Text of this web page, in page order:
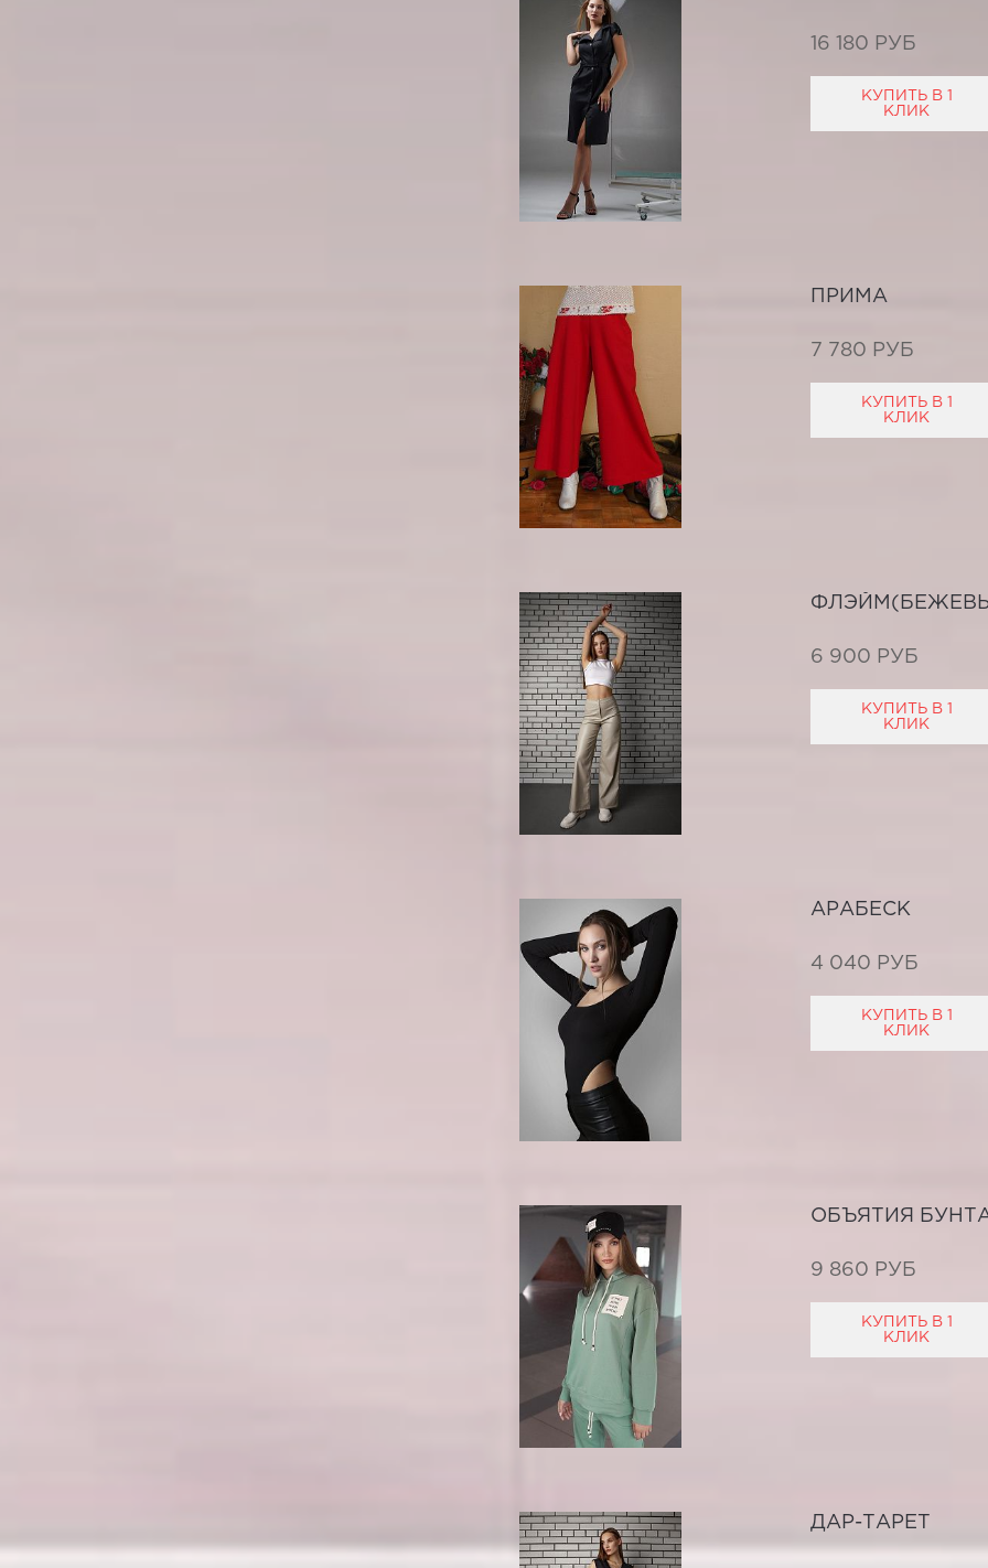
16 180 РУБ
КУПИТЬ В 1
КЛИК
ПРИМА
7 780 РУБ
КУПИТЬ В 1
КЛИК
6 900 РУБ
КУПИТЬ В 1
КЛИК
АРАБЕСК
4 040 РУБ
КУПИТЬ В 1
КЛИК
ОБЪЯТИЯ
9 860 РУБ
КУПИТЬ В 1
КЛИК
ДАР-ТАРЕТ